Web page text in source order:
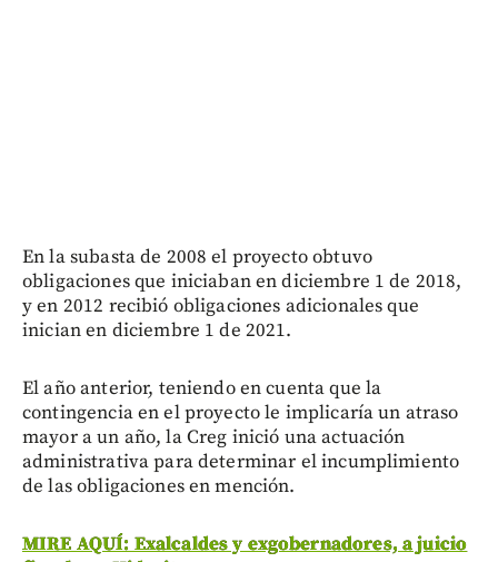
En la subasta de 2008 el proyecto obtuvo
obligaciones que iniciaban en diciembre 1 de 2018,
y en 2012 recibió obligaciones adicionales que
inician en diciembre 1 de 2021.
El año anterior, teniendo en cuenta que la
contingencia en el proyecto le implicaría un atraso
mayor a un año, la Creg inició una actuación
administrativa para determinar el incumplimiento
de las obligaciones en mención.
MIRE AQUÍ: Exalcaldes y exgobernadores, a juicio